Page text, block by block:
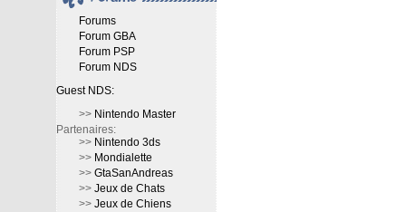
Forums
Forum GBA
Forum PSP
Forum NDS
Guest NDS:
>> Nintendo Master
Partenaires:
>> Nintendo 3ds
>> Mondialette
>> GtaSanAndreas
>> Jeux de Chats
>> Jeux de Chiens